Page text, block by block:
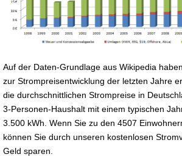
Auf der Daten-Grundlage aus Wikipedia
zur Strompreisentwicklung der letzten Jahre
die durchschnittlichen Strompreise in
3-Personen-Haushalt mit einem typischen
3.500 kWh. Wenn Sie zu den 4507
können Sie durch unseren kostenlosen
Geld sparen.